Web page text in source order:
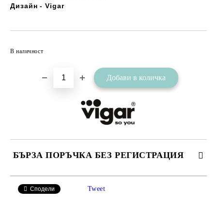
Дизайн - Vigar
В наличност
БЪРЗА ПОРЪЧКА БЕЗ РЕГИСТРАЦИЯ
Сподели Tweet